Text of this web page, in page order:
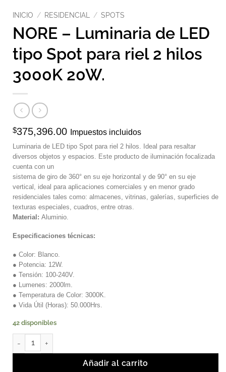
INICIO / RESIDENCIAL / SPOTS
NORE – Luminaria de LED
tipo Spot para riel 2 hilos
3000K 20W.
$375,396.00 Impuestos incluidos
Luminaria de LED tipo Spot para riel 2 hilos. Ideal para resaltar
diversos objetos y espacios. Este producto de iluminación focalizada
cuenta con un
sistema de giro de 360° en su eje horizontal y de 90° en su eje
vertical, ideal para aplicaciones comerciales y en menor grado
residenciales tales como: almacenes, vitrinas, galerías, superficies de
texturas especiales, cuadros, entre otras.
Material: Aluminio.
Especificaciones técnicas:
● Color: Blanco.
● Potencia: 12W.
● Tensión: 100-240V.
● Lumenes: 2000lm.
● Temperatura de Color: 3000K.
● Vida Útil (Horas): 50.000Hrs.
42 disponibles
NORE - Luminaria de LED tipo Spot para riel 2 hilos 3000K 20W.
Añadir al carrito